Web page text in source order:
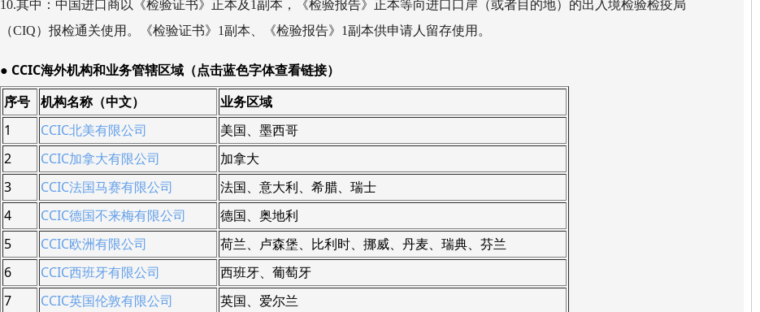
10.其中：中国进口商以《检验证书》正本及1副本，《检验报告》正本等向进口口岸（或者目的地）的出入境检验检疫局
（CIQ）报检通关使用。《检验证书》1副本、《检验报告》1副本供申请人留存使用。
● CCIC海外机构和业务管辖区域（点击蓝色字体查看链接）
序号 机构名称（中文）
业务区域
1
CCIC北美有限公司
美国、墨西哥
2
CCIC加拿大有限公司
加拿大
3
CCIC法国马赛有限公司
法国、意大利、希腊、瑞士
4
CCIC德国不来梅有限公司
德国、奥地利
5
CCIC欧洲有限公司
荷兰、卢森堡、比利时、挪威、丹麦、瑞典、芬兰
6
CCIC西班牙有限公司
西班牙、葡萄牙
7
CCIC英国伦敦有限公司
英国、爱尔兰